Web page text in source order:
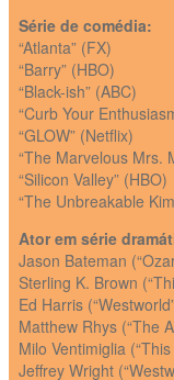
Série de comédia:
“Atlanta” (FX)
“Barry” (HBO)
“Black-ish” (ABC)
“Curb Your
“GLOW” (Netflix)
“The Marvelous Mrs.
“Silicon Valley” (HBO)
“The Unbreakable
Ator em série
Jason Bateman
Sterling K. Brown
Ed Harris
Matthew Rhys (“The
Milo Ventimiglia (“This
Jeffrey Wright